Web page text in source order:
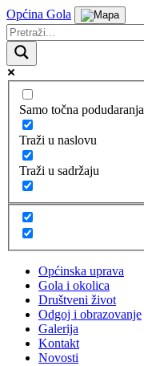
Općina Gola
Samo točna podudaranja
Traži u naslovu
Traži u sadržaju
Općinska uprava
Gola i okolica
Društveni život
Odgoj i obrazovanje
Galerija
Kontakt
Novosti